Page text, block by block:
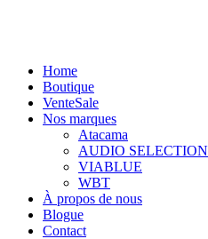
Home
Boutique
VenteSale
Nos marques
Atacama
AUDIO SELECTION
VIABLUE
WBT
À propos de nous
Blogue
Contact